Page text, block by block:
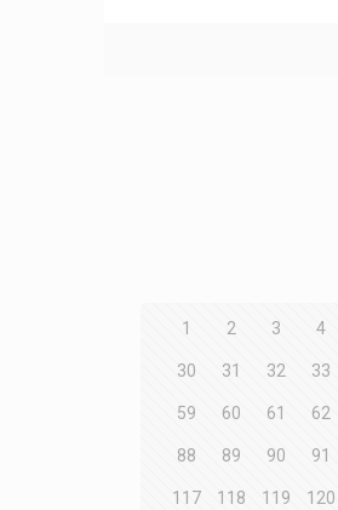
1 2 3 4
30 31 32 33
59 60 61 62
88 89 90 91
117 118 119 120